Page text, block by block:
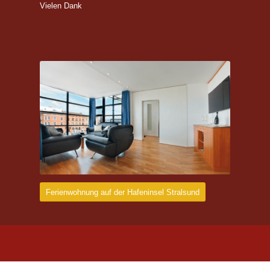
Vielen Dank
Ferienwohnung auf der Hafeninsel Stralsund